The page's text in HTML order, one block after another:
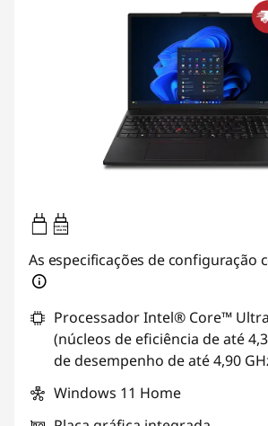
100W-100W
USB PD
As especificações de configuração
Processador Intel® Core™
(núcleos de eficiência de até
de desempenho de até 4,90
Windows 11 Home